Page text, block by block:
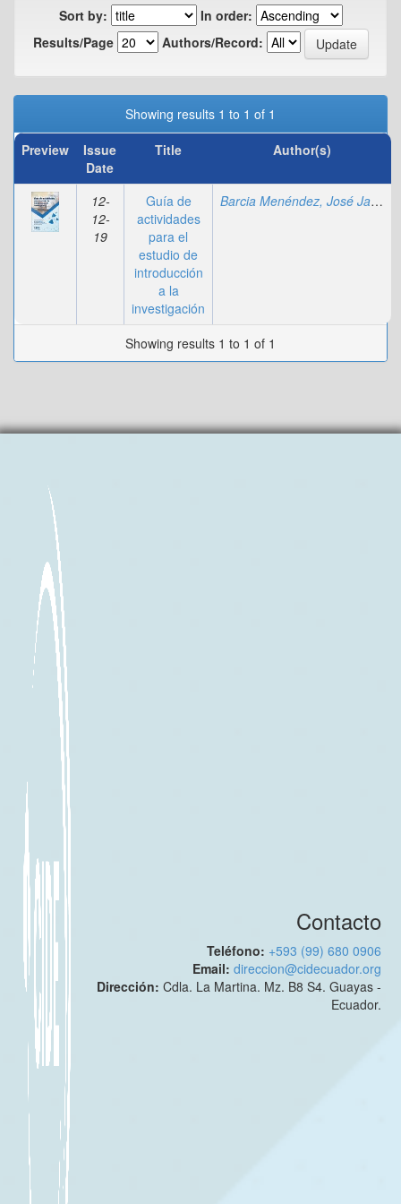
Sort by:
In order:
Results/Page
Authors/Record:
Showing results 1 to 1 of 1
Preview
Issue
Date
Title Author(s)
12-
12-
19
Guía de
actividades
para el
estudio de
introducción
a la
investigación
Barcia Menéndez, José Javier
Showing results 1 to 1 of 1
Contacto
Teléfono: +593 (99) 680 0906
Email:direccion@cidecuador.org
Dirección:Cdla. La Martina. Mz. B8 S4. Guayas -
Ecuador.